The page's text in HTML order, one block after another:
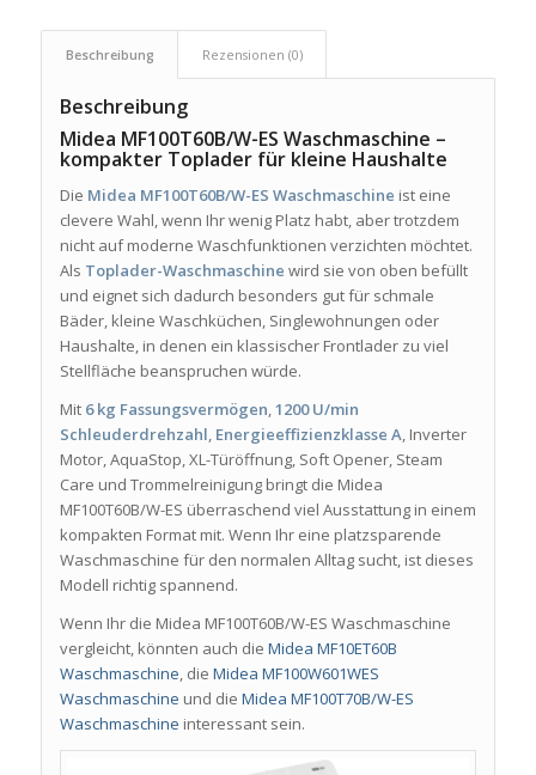
Beschreibung Rezensionen (0)
Beschreibung
Midea MF100T60B/W-ES Waschmaschine –
kompakter Toplader für kleine Haushalte
Die Midea MF100T60B/W-ES Waschmaschine ist eine
clevere Wahl, wenn Ihr wenig Platz habt, aber trotzdem
nicht auf moderne Waschfunktionen verzichten möchtet.
Als Toplader-Waschmaschine wird sie von oben befüllt
und eignet sich dadurch besonders gut für schmale
Bäder, kleine Waschküchen, Singlewohnungen oder
Haushalte, in denen ein klassischer Frontlader zu viel
Stellfläche beanspruchen würde.
Mit 6 kg Fassungsvermögen,1200 U/min
Schleuderdrehzahl, Energieeffizienzklasse A, Inverter
Motor, AquaStop, XL-Türöffnung, Soft Opener, Steam
Care und Trommelreinigung bringt die Midea
MF100T60B/W-ES überraschend viel Ausstattung in einem
kompakten Format mit. Wenn Ihr eine platzsparende
Waschmaschine für den normalen Alltag sucht, ist dieses
Modell richtig spannend.
Wenn Ihr die Midea MF100T60B/W-ES Waschmaschine
vergleicht, könnten auch die Midea MF10ET60B
Waschmaschine, die Midea MF100W601WES
Waschmaschine und die Midea MF100T70B/W-ES
Waschmaschine interessant sein.